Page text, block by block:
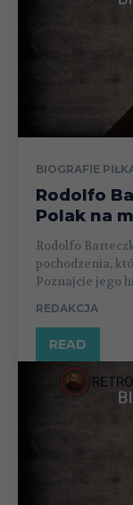
BIOGRAFIE
Rodolfo
Polak na
Rodolfo
pochodzenia, który zagrał
Poznajcie jego
REDAKCJA
READ